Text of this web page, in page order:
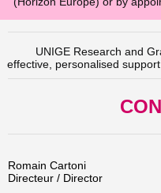
UNIGE Research and
effective, personalised
Romain Cartoni
Directeur / Director